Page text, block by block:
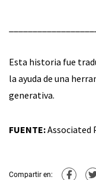
Esta historia fue
la ayuda de una
generativa.
FUENTE:Associated
Compartir en: